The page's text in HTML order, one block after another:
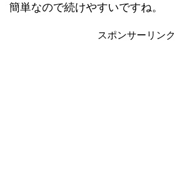
簡単なので続けやすいですね。
スポンサーリンク